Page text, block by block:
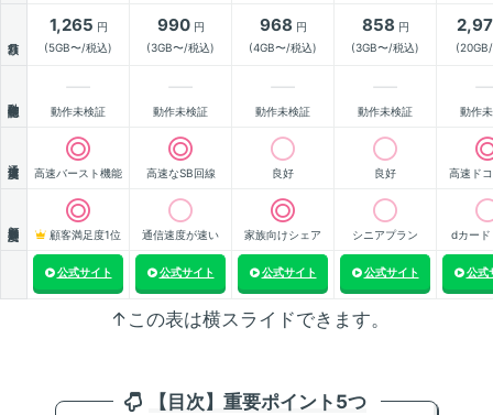
1,265 円
(5GB〜/税込)
990円
(3GB〜/税込)
968 円
(4GB〜/税込)
858 円
(3GB〜/税込)
動作未検証 動作未検証 動作未検証 動作未検証 動作
高速バースト機能 高速なSB回線 良好 良好 高速ド
顧客満足度1位 通信速度が速い 家族向けシェア シニアプラン dカード
公式サイト 公式サイト 公式サイト 公式サイト 公式
↑この表は横スライドできます。
【目次】重要ポイント5つ